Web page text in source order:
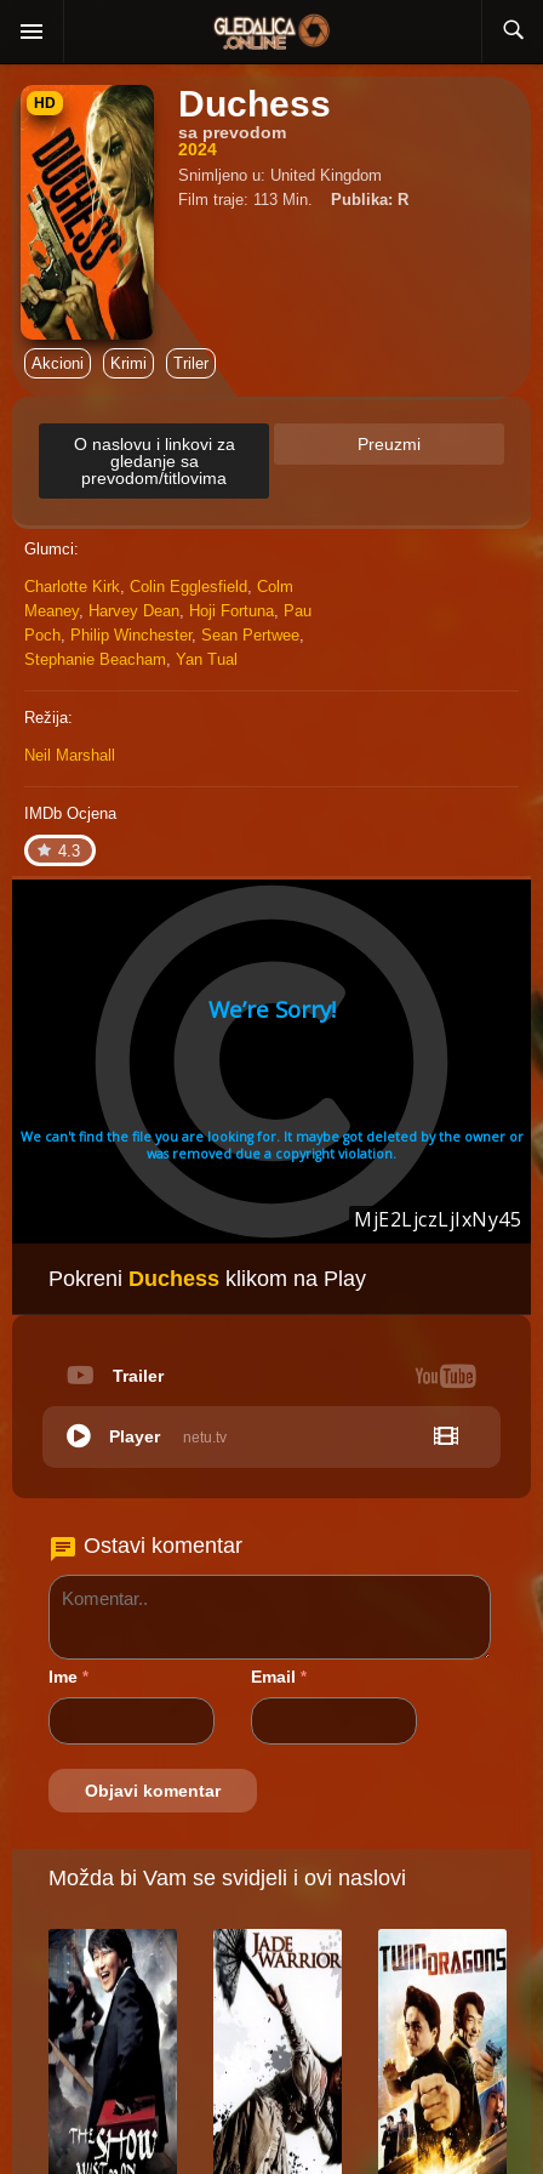
HD Duchess
sa prevodom
2024
Snimljeno u: United Kingdom
Film traje: 113 Min.
Publika: R
Akcioni Krimi Triler
O naslovu i linkovi za
gledanje sa
prevodom/titlovima
Preuzmi
Glumci:
Charlotte Kirk, Colin Egglesfield, Colm
Meaney, Harvey Dean, Hoji Fortuna, Pau
Poch, Philip Winchester, Sean Pertwee,
Stephanie Beacham, Yan Tual
Režija:
Neil Marshall
IMDb Ocjena
4.3
Pokreni Duchess klikom na Play
Trailer
netu.tv
Player
Ostavi komentar
Ime * Email *
Možda bi Vam se svidjeli i ovi naslovi